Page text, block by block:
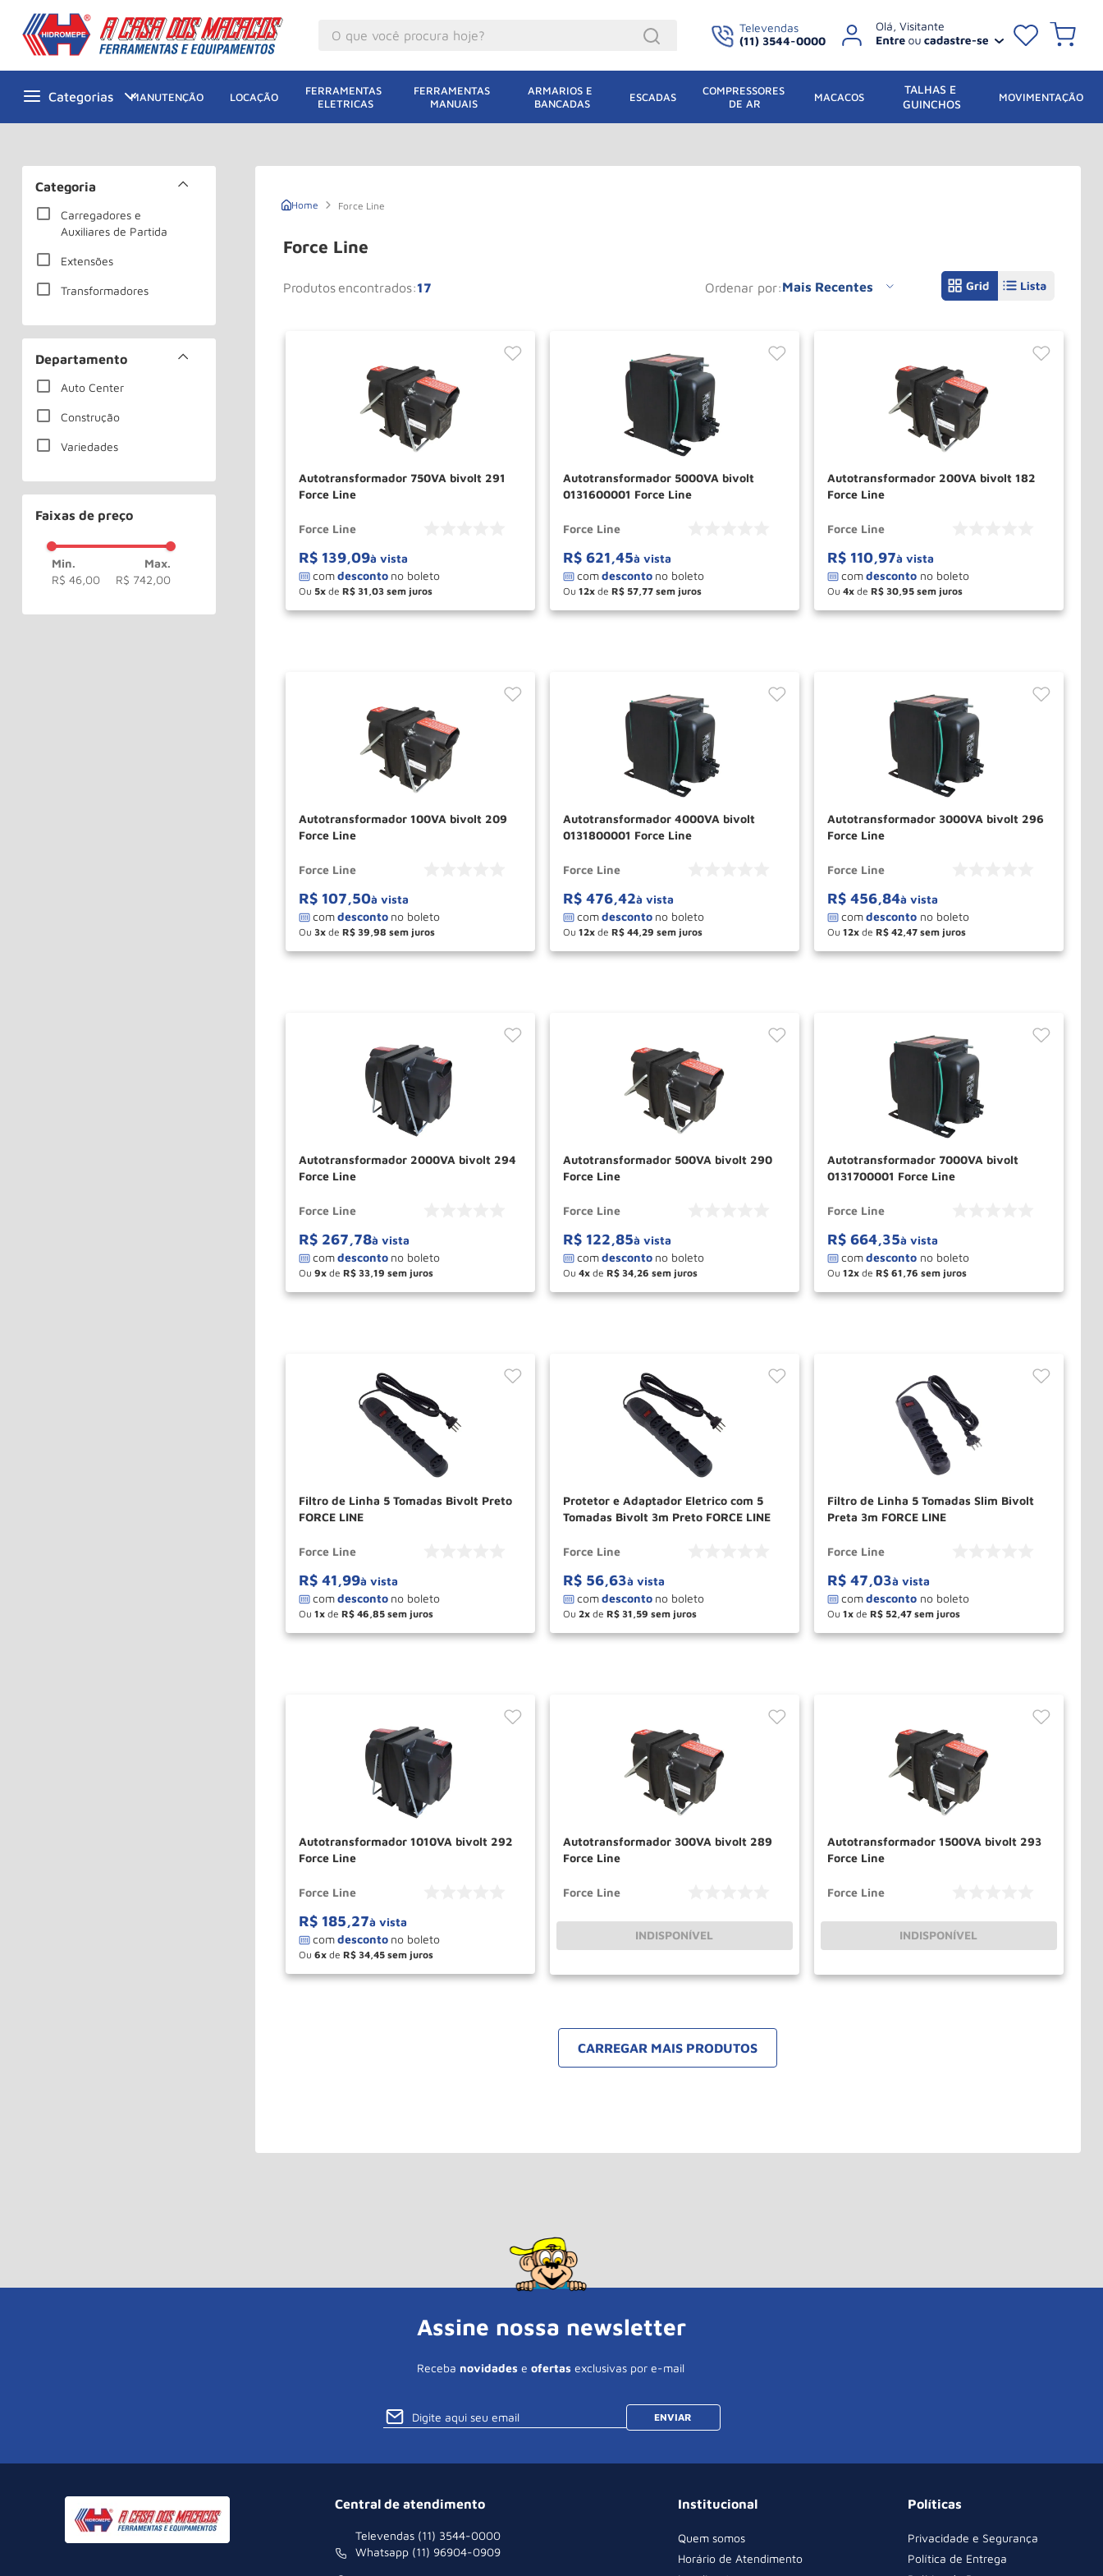
Televendas
(11) 3544-0000
MANUTENÇÃO LOCAÇÃO
FERRAMENTAS
ELETRICAS
FERRAMENTAS
MANUAIS
ARMARIOS E
BANCADAS
ESCADAS
COMPRESSORES
DE AR
MACACOS
TALHAS E
GUINCHOS
MOVIMENTAÇÃO
Categoria
Carregadores e
Auxiliares de Partida
Extensões
Transformadores
Departamento
Auto Center
Construção
Variedades
Faixas de preço
R$ 46,00 R$ 742,00
Force Line
Force Line
17
Produtos ordenar por Mais Recentes
Autotransformador 750VA bivolt 291
Force Line
Force Line
R$ 139,09à vista
Ou 5 de R$ 31 03
＋
－ COMPRAR
Autotransformador 5000VA bivolt
0131600001 Force Line
Force Line
R$ 621,45à vista
Ou 12 de R$ 57, 77
＋
－ COMPRAR
Autotransformador 200VA bivolt 182
Force Line
Force Line
R$ 110,97à vista
Ou 4 de R$ 30, 95
＋
－ COMPRAR
Autotransformador 100VA bivolt 209
Force Line
Force Line
R$ 107,50à vista
Ou 3 de R$ 39 98
＋
－ COMPRAR
Autotransformador 4000VA bivolt
0131800001 Force Line
Force Line
R$ 476,42à vista
Ou 12 de R$ 44, 29
＋
－ COMPRAR
Autotransformador 3000VA bivolt 296
Force Line
Force Line
R$ 456,84à vista
Ou 12 de R$ 42, 47
＋
－ COMPRAR
Autotransformador 2000VA bivolt 294
Force Line
Force Line
R$ 267,78à vista
Ou 9 de R$ 33, 19
＋
－ COMPRAR
Autotransformador 500VA bivolt 290
Force Line
Force Line
R$ 122,85à vista
Ou 4 de R$ 34, 26
＋
－ COMPRAR
Autotransformador 7000VA bivolt
0131700001 Force Line
Force Line
R$ 664,35à vista
Ou 12 de R$ 61 76
＋
－ COMPRAR
Filtro de Linha 5 Tomadas Bivolt Preto
FORCE LINE
Force Line
R$ 41,99à vista
Ou 1 de R$ 46 85
＋
－ COMPRAR
Protetor e Adaptador Eletrico com 5
Tomadas Bivolt 3m Preto FORCE LINE
Force Line
R$ 56,63à vista
Ou 2 de R$ 31 59
＋
－ COMPRAR
Filtro de Linha 5 Tomadas Slim Bivolt
Preta 3m FORCE LINE
Force Line
R$ 47,03à vista
Ou 1 de R$ 52, 47
＋
－ COMPRAR
Autotransformador 1010VA bivolt 292
Force Line
Force Line
R$ 185,27à vista
Ou 6 de R$ 34, 45
＋
－ COMPRAR
Autotransformador 300VA bivolt 289
Force Line
Force Line
INDISPONÍVEL
Autotransformador 1500VA bivolt 293
Force Line
Force Line
INDISPONÍVEL
Assine nossa newsletter
Receba novidades e ofertas exclusivas por e-mail
ENVIAR
Central de atendimento
Televendas (11) 3544-0000
Whatsapp (11) 96904-0909
Institucional
Quem somos
Horário de Atendimento
Políticas
Privacidade e Segurança
Política de Entrega
1º Macacos
º Guincho
8 º Talha